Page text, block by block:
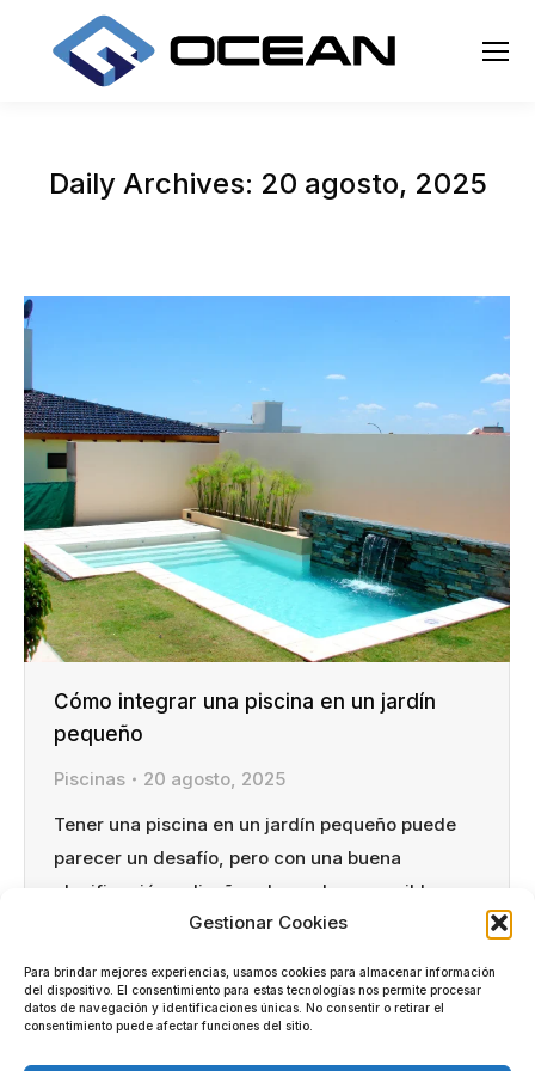
Gestionar Cookies
Para brindar mejores experiencias, usamos cookies para almacenar información
del dispositivo. El consentimiento para estas tecnologías nos permite procesar
datos de navegación y identificaciones únicas. No consentir o retirar el
consentimiento puede afectar funciones del sitio.
Daily Archives: 20 agosto, 2025
Cómo integrar una piscina en un jardín
pequeño
Piscinas
20 agosto, 2025
Tener una piscina en un jardín pequeño puede
parecer un desafío, pero con una buena
planificación y diseño adecuado, es posible
disfrutar de este lujo sin comprometer el espacio
forma adecuada de la piscina, integrarla con el
entorno y aprovechar al máximo cada rincón